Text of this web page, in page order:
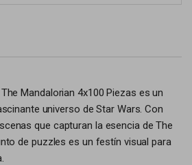
Mandalorian 4x100 Piezas es un
universo de Star Wars. Con
que capturan la esencia de The
de puzzles es un festín visual para